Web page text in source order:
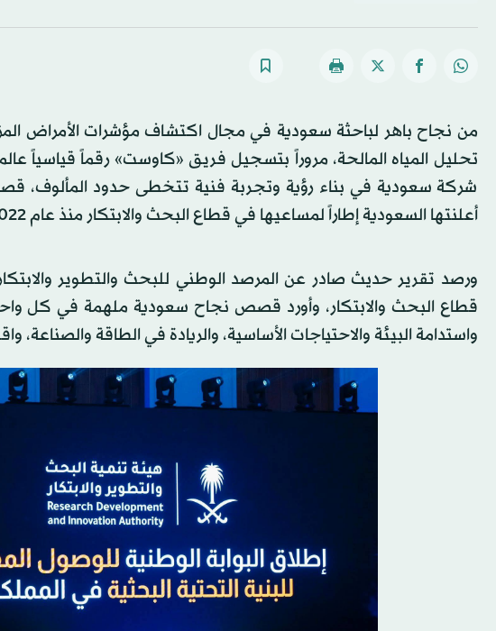
من نجاح باهر لباحثة سعودية في مجال اكتشاف مؤشرات الأمراض
تحليل المياه المالحة، مروراً بتسجيل فريق «كاوست» رقماً قياسياً
شركة سعودية في بناء رؤية وتجربة فنية تتخطى حدود المألوف،
أعلنتها السعودية إطاراً لمساعيها في قطاع البحث والابتكار منذ عام 2022.
ورصد تقرير حديث صادر عن المرصد الوطني للبحث والتطوير
قطاع البحث والابتكار، وأورد قصص نجاح سعودية ملهمة في كل
واستدامة البيئة والاحتياجات الأساسية، والريادة في الطاقة والصناعة،